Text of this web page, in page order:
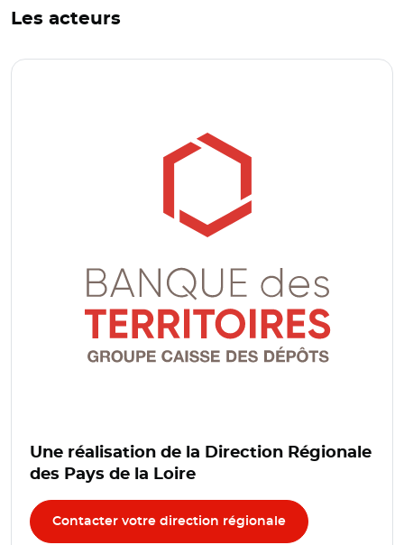
Les acteurs
Une réalisation de la Direction Régionale
des Pays de la Loire
Contacter votre direction régionale